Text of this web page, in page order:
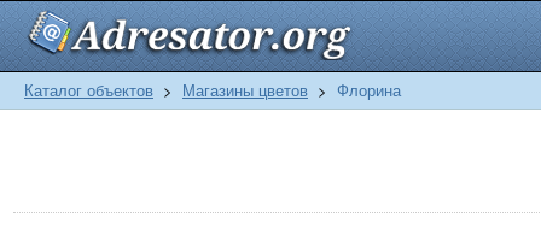
Каталог объектов > Магазины цветов > Флорина